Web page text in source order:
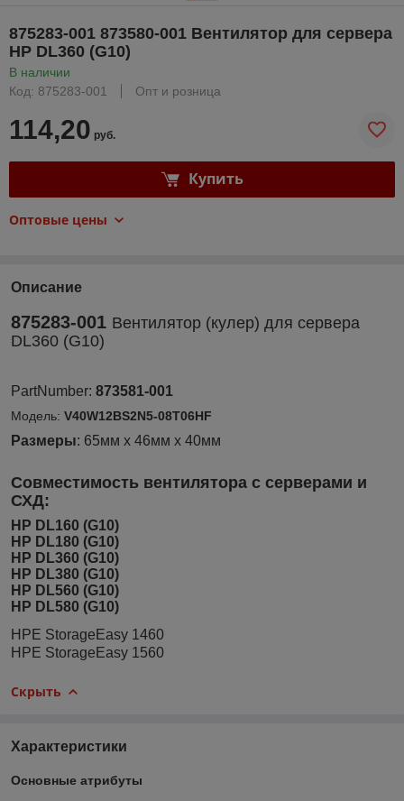
875283-001 873580-001 Вентилятор для сервера
HP DL360 (G10)
В наличии
Код: 875283-001
Опт и розница
114,20 руб.
Купить
Оптовые цены
Описание
875283-001 Вентилятор (кулер) для сервера
DL360 (G10)
PartNumber: 873581-001
Модель: V40W12BS2N5-08T06HF
Размеры: 65мм x 46мм x 40мм
Совместимость вентилятора с серверами и
СХД:
HP DL160 (G10)
HP DL180 (G10)
HP DL360 (G10)
HP DL380 (G10)
HP DL560 (G10)
HP DL580 (G10)
HPE StorageEasy 1460
HPE StorageEasy 1560
Скрыть
Характеристики
Основные атрибуты